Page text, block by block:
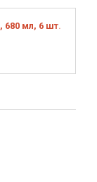
680 мл, 6 шт.